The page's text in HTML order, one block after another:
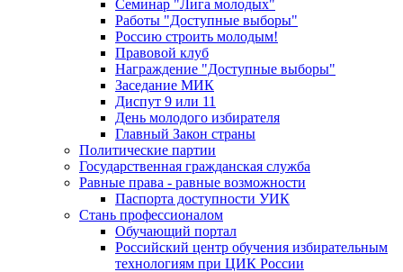
Семинар "Лига молодых"
Работы "Доступные выборы"
Россию строить молодым!
Правовой клуб
Награждение "Доступные выборы"
Заседание МИК
Диспут 9 или 11
День молодого избирателя
Главный Закон страны
Политические партии
Государственная гражданская служба
Равные права - равные возможности
Паспорта доступности УИК
Стань профессионалом
Обучающий портал
Российский центр обучения избирательным
технологиям при ЦИК России